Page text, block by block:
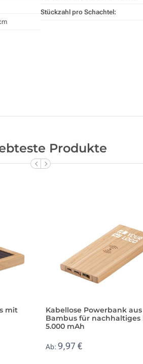
Stückzahl pro Schachtel:
Produkte
mit
Kabellose Powerbank aus
Bambus für nachhaltiges
5.000 mAh
Ab: 9,97 €